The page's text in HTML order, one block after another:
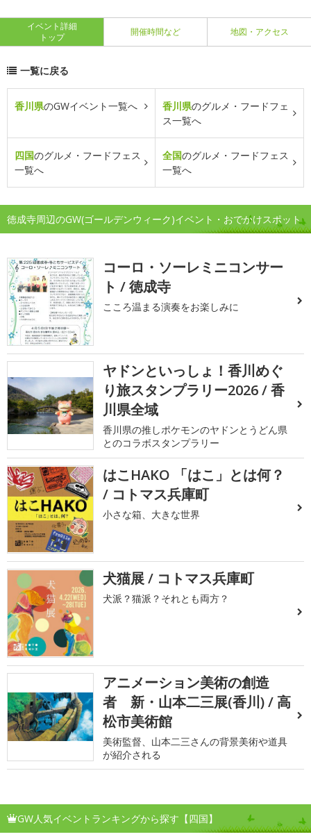
イベント詳細
トップ
開催時間など 地図・アクセス
一覧に戻る
香川県のGWイベント一覧へ 香川県のグルメ・フードフェ
ス一覧へ
四国のグルメ・フードフェス
一覧へ
全国のグルメ・フードフェス
一覧へ
徳成寺周辺のGW(ゴールデンウィーク)イベント・おでかけスポット
コーロ・ソーレミニコンサー
ト / 徳成寺
こころ温まる演奏をお楽しみに
ヤドンといっしょ！香川めぐ
り旅スタンプラリー2026 / 香
川県全域
香川県の推しポケモンのヤドンとうどん県
とのコラボスタンプラリー
はこHAKO 「はこ」とは何？
/ コトマス兵庫町
小さな箱、大きな世界
犬猫展 / コトマス兵庫町
犬派？猫派？それとも両方？
アニメーション美術の創造
者 新・山本二三展(香川) / 高
松市美術館
美術監督、山本二三さんの背景美術や道具
が紹介される
GW人気イベントランキングから探す【四国】